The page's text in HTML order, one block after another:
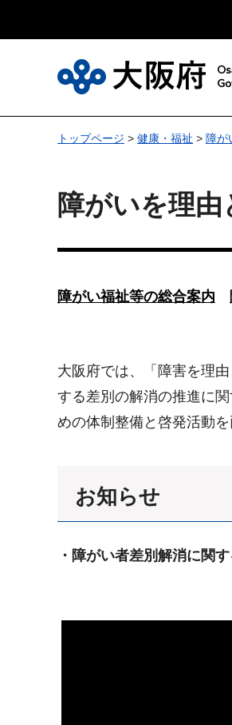
トップページ > 健康・福祉 > 障が
障がいを理
障がい福祉等の総合案内
大阪府では、「障害を理
する差別の解消の推進に
めの体制整備と啓発活動
お知らせ
・障がい者差別解消に関